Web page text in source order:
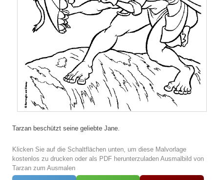
Tarzan beschützt seine geliebte Jane.
Klicken Sie auf die Schaltflächen unten, um diese Malvorlage
kostenlos zu drucken oder als PDF herunterzuladen Ausmalbild von
Tarzan zum Ausmalen